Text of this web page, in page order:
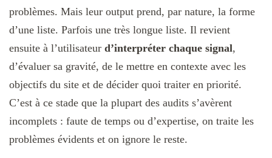
problèmes. Mais leur output prend, par nature, la forme
d’une liste. Parfois une très longue liste. Il revient
ensuite à l’utilisateur d’interpréter chaque signal,
d’évaluer sa gravité, de le mettre en contexte avec les
objectifs du site et de décider quoi traiter en priorité.
C’est à ce stade que la plupart des audits s’avèrent
incomplets : faute de temps ou d’expertise, on traite les
problèmes évidents et on ignore le reste.